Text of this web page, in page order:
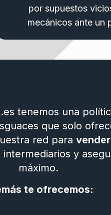
por supuestos
mecánicos ante un
tenemos una
que solo
red para
intermediarios y
máximo.
te ofrecemos: